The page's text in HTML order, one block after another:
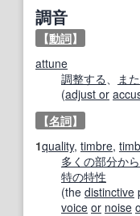
調音
【動詞】
attune
調整する
ま
(adjust or
【名詞】
1quality, timbre,
多くの部分か
特の特性
(the distinctive
voice or noise